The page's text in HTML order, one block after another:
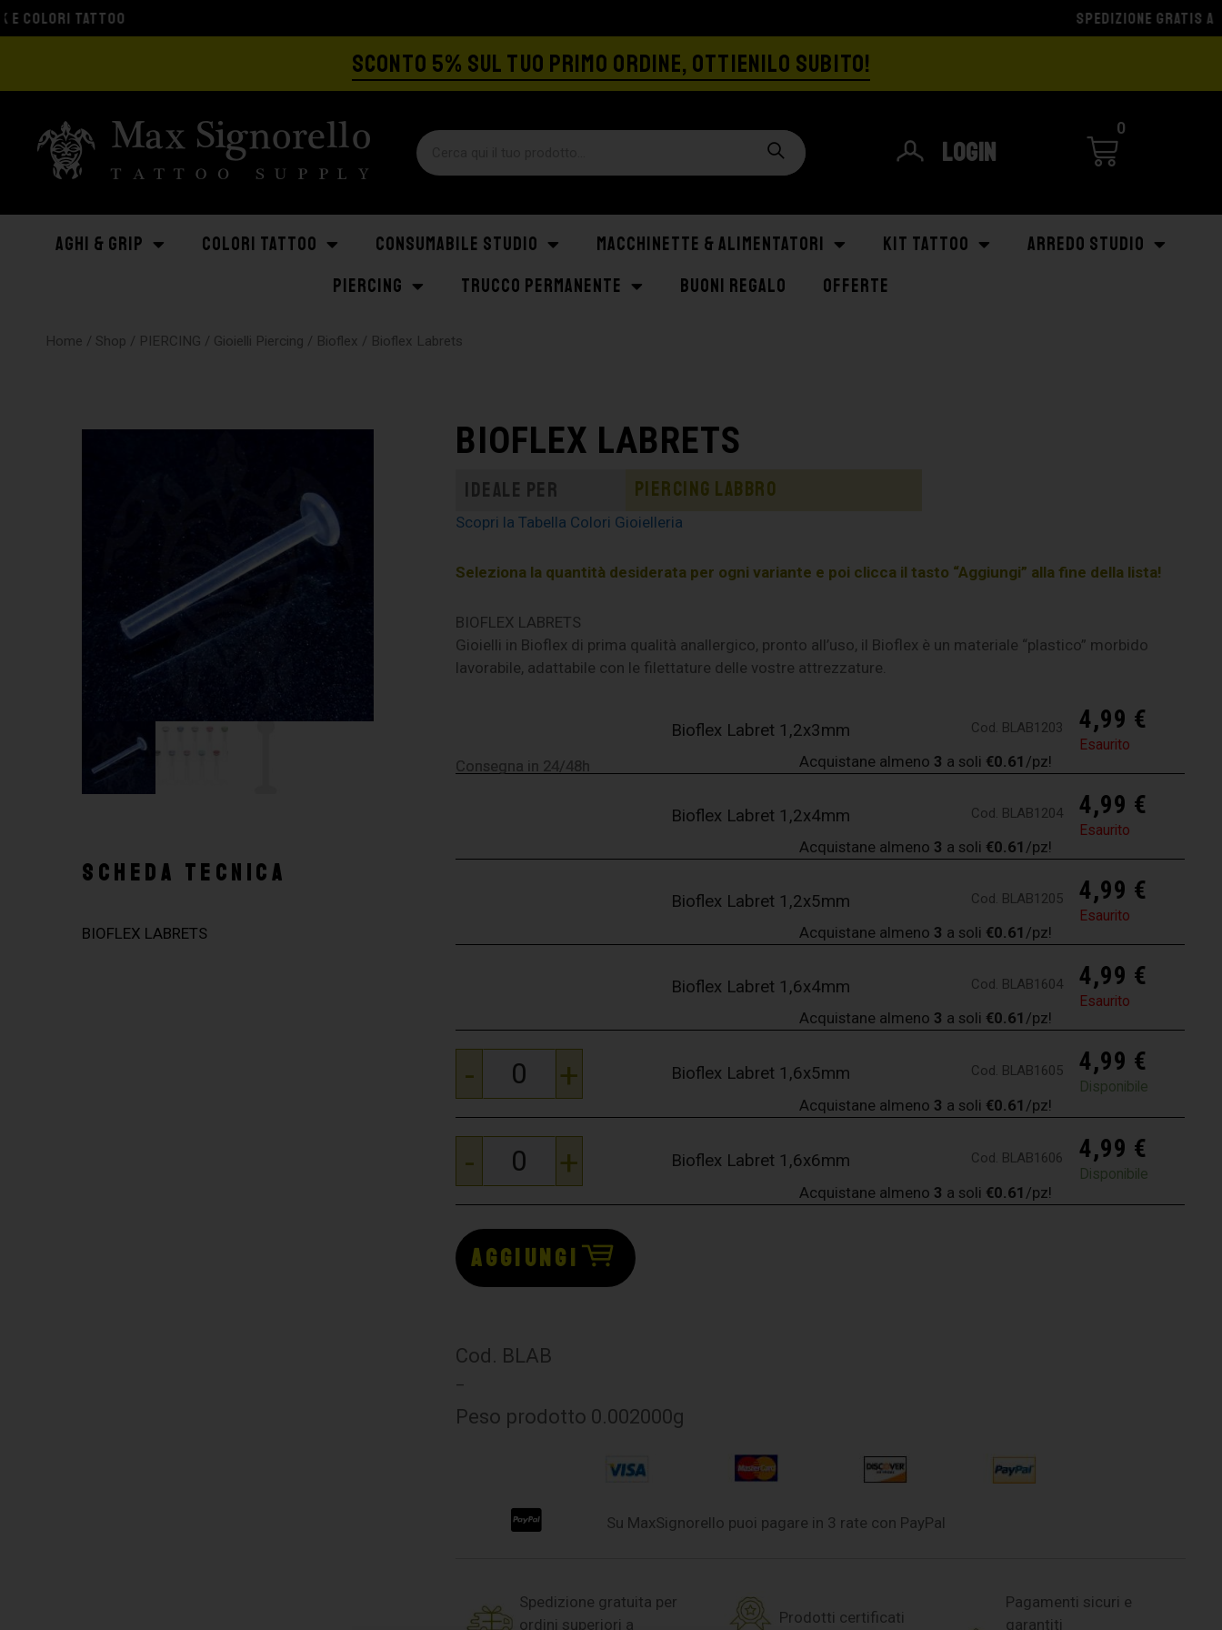
SCONTO 5% SUL TUO PRIMO ORDINE, OTTIENILO SUBITO!
Login
0
AGHI & GRIP COLORI TATTOO CONSUMABILE STUDIO MACCHINETTE & ALIMENTATORI KIT TATTOO
ARREDO STUDIO
PIERCING
TRUCCO PERMANENTE BUONI REGALO OFFERTE
Home / Shop / PIERCING / Gioielli Piercing / Bioflex / Bioflex Labrets
SCHEDA TECNICA
BIOFLEX LABRETS
BIOFLEX LABRETS
Ideale per Piercing labbro
Scopri la Tabella Colori Gioielleria
Seleziona la quantità desiderata per ogni variante e poi clicca il tasto “Aggiungi” alla fine della lista!
BIOFLEX LABRETS
Gioielli in Bioflex di prima qualità anallergico, pronto all’uso, il Bioflex è un materiale “plastico” morbido
lavorabile, adattabile con le filettature delle vostre attrezzature.
Bioflex Labret 1,2x3mm Cod. BLAB1203
Acquistane almeno 3 a soli €0.61 /pz!
4,99 €
Esaurito
Bioflex Labret 1,2x4mm Cod. BLAB1204
Acquistane almeno 3 a soli €0.61 /pz!
4,99 €
Esaurito
Bioflex Labret 1,2x5mm Cod. BLAB1205
Acquistane almeno 3 a soli €0.61 /pz!
4,99 €
Esaurito
Bioflex Labret 1,6x4mm Cod. BLAB1604
Acquistane almeno 3 a soli €0.61 /pz!
4,99 €
Esaurito
- +
Consegna in 24/48h
Bioflex Labret 1,6x5mm Cod. BLAB1605
Acquistane almeno 3 a soli €0.61 /pz!
4,99 €
Disponibile
- +
Consegna in 24/48h
Bioflex Labret 1,6x6mm Cod. BLAB1606
Acquistane almeno 3 a soli €0.61 /pz!
4,99 €
Disponibile
AGGIUNGI
Cod. BLAB
–
Peso prodotto 0.002000g
Su MaxSignorello puoi pagare in 3 rate con PayPal
Spedizione gratuita per
ordini superiori a
Prodotti certificati
Pagamenti sicuri e
garantiti